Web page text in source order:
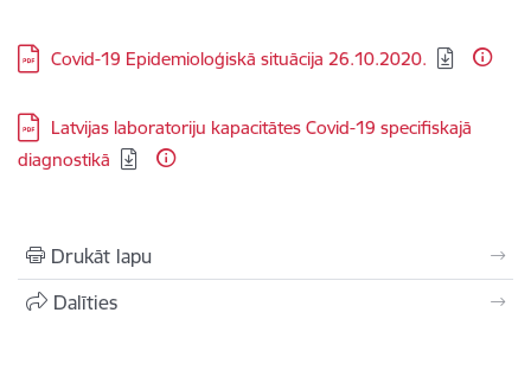
Lejupielādēt:
Covid-19 Epidemioloģiskā situācija 26.10.2020.
Lejupielādēt:
Latvijas laboratoriju kapacitātes Covid-19 specifiskajā
diagnostikā
Drukāt lapu
Dalīties